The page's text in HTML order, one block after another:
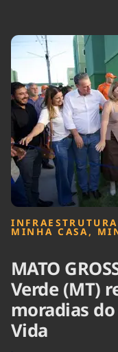
Agronegócios
Brasil
Brasil Mineral
Ciência &
Tecnologia
Cinema
INFRAESTRUTURA
MINHA CASA,
MATO
Verde (MT)
moradias
Vida